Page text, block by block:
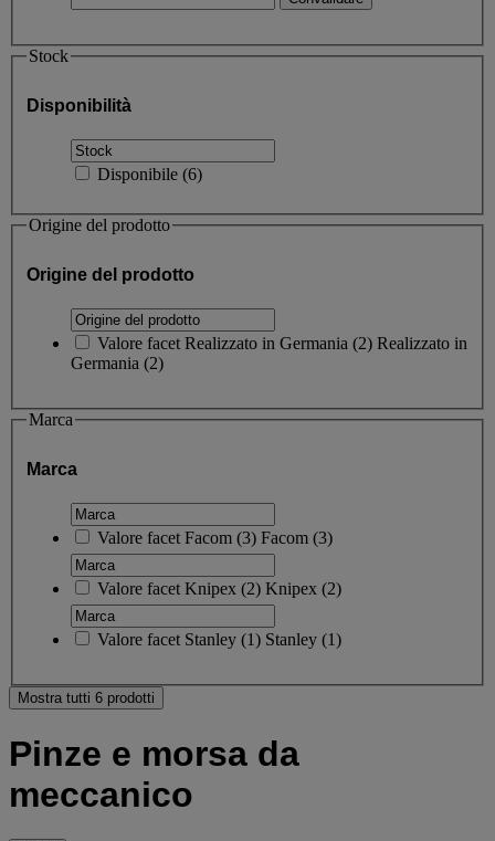
Stock
Disponibilità
Disponibile (6)
Origine del prodotto
Origine del prodotto
Valore facet Realizzato in Germania (2) Realizzato in
Germania (2)
Marca
Marca
Valore facet Facom (3) Facom (3)
Valore facet Knipex (2) Knipex (2)
Valore facet Stanley (1) Stanley (1)
Mostra tutti 6 prodotti
Pinze e morsa da
meccanico